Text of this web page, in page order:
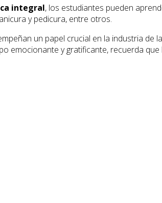
integral, los estudiantes pueden
y pedicura, entre otros.
un papel crucial en la industria
emocionante y gratificante, recuerda